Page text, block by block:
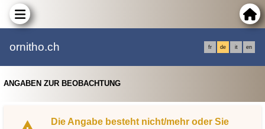
ornitho.ch fr de it en
ANGABEN ZUR BEOBACHTUNG
Die Angabe besteht nicht/mehr oder Sie